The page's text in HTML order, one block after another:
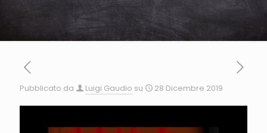
Pubblicato da Luigi Gaudio su 28 Dicembre 2019